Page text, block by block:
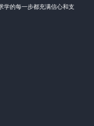
学的每一步都充满信心和支